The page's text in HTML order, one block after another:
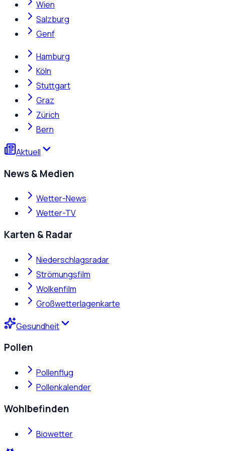
Wien
Salzburg
Genf
Hamburg
Köln
Stuttgart
Graz
Zürich
Bern
Aktuell
News & Medien
Wetter-News
Wetter-TV
Karten & Radar
Niederschlagsradar
Strömungsfilm
Wolkenfilm
Großwetterlagenkarte
Gesundheit
Pollen
Pollenflug
Pollenkalender
Wohlbefinden
Biowetter